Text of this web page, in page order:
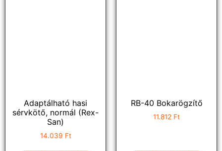
Adaptálható hasi
sérvkötő, normál (Rex-
San)
14.039 Ft
RB-40 Bokarögzítő
11.812 Ft